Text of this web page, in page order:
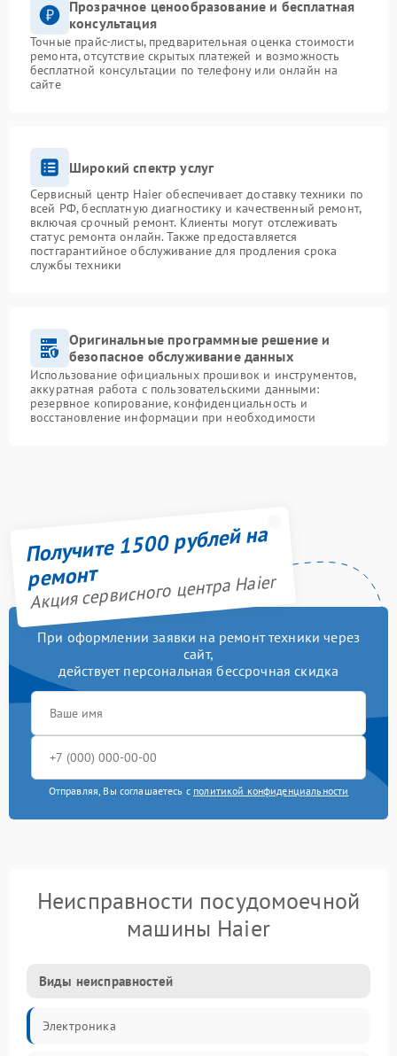
Прозрачное ценообразование и бесплатная
консультация
Точные прайс-листы, предварительная оценка стоимости
ремонта, отсутствие скрытых платежей и возможность
бесплатной консультации по телефону или онлайн на
сайте
Широкий спектр услуг
Сервисный центр Haier обеспечивает доставку техники по
всей РФ, бесплатную диагностику и качественный ремонт,
включая срочный ремонт. Клиенты могут отслеживать
статус ремонта онлайн. Также предоставляется
постгарантийное обслуживание для продления срока
службы техники
Оригинальные программные решение и
безопасное обслуживание данных
Использование официальных прошивок и инструментов,
аккуратная работа с пользовательскими данными:
резервное копирование, конфиденциальность и
восстановление информации при необходимости
Получите 1500 рублей на
ремонт
Акция сервисного центра Haier
При оформлении заявки на ремонт техники через
сайт,
действует персональная бессрочная скидка
Отправляя, Вы соглашаетесь с политикой конфиденциальности
Неисправности посудомоечной
машины Haier
Виды неисправностей
Электроника